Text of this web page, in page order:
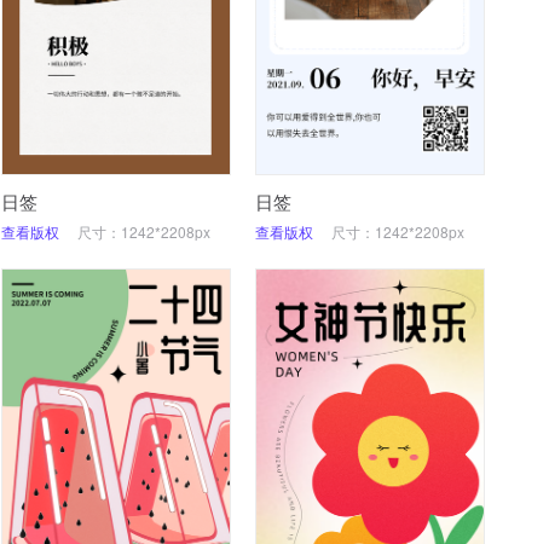
日签
查看版权 尺寸：1242*2208px
日签
查看版权 尺寸：1242*2208px